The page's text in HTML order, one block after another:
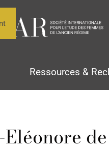
Ressources &